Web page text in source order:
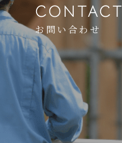
CONTACT
お問い合わせ